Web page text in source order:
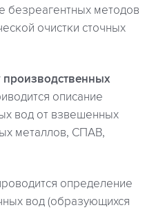
безреагентных методов
очистки сточных
описание
вод от взвешенных
металлов, СПАВ,
определение
вод (образующихся